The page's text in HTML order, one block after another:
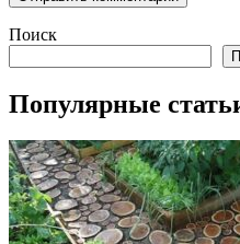
Поиск
Популярные